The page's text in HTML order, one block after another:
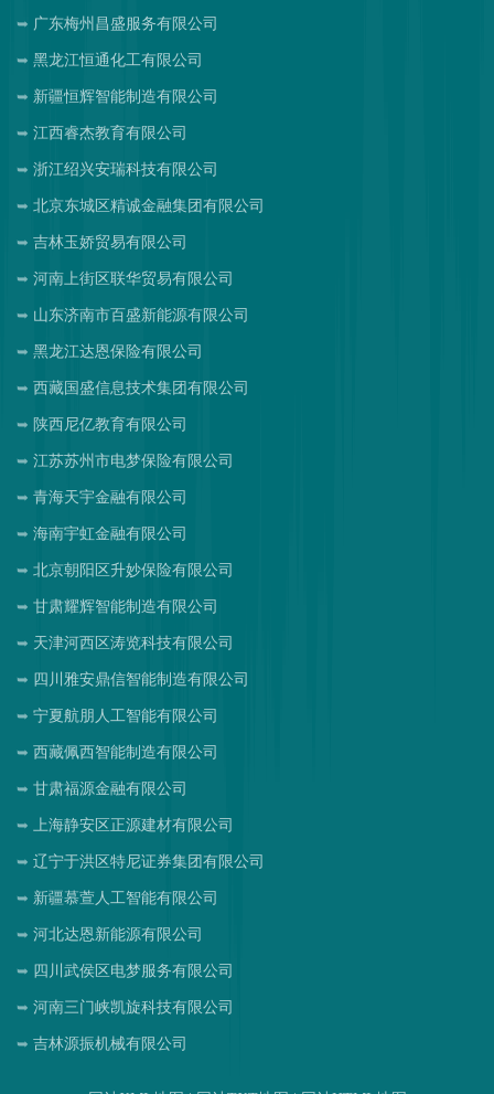
广东梅州昌盛服务有限公司
黑龙江恒通化工有限公司
新疆恒辉智能制造有限公司
江西睿杰教育有限公司
浙江绍兴安瑞科技有限公司
北京东城区精诚金融集团有限公司
吉林玉娇贸易有限公司
河南上街区联华贸易有限公司
山东济南市百盛新能源有限公司
黑龙江达恩保险有限公司
西藏国盛信息技术集团有限公司
陕西尼亿教育有限公司
江苏苏州市电梦保险有限公司
青海天宇金融有限公司
海南宇虹金融有限公司
北京朝阳区升妙保险有限公司
甘肃耀辉智能制造有限公司
天津河西区涛览科技有限公司
四川雅安鼎信智能制造有限公司
宁夏航朋人工智能有限公司
西藏佩西智能制造有限公司
甘肃福源金融有限公司
上海静安区正源建材有限公司
辽宁于洪区特尼证券集团有限公司
新疆慕萱人工智能有限公司
河北达恩新能源有限公司
四川武侯区电梦服务有限公司
河南三门峡凯旋科技有限公司
吉林源振机械有限公司